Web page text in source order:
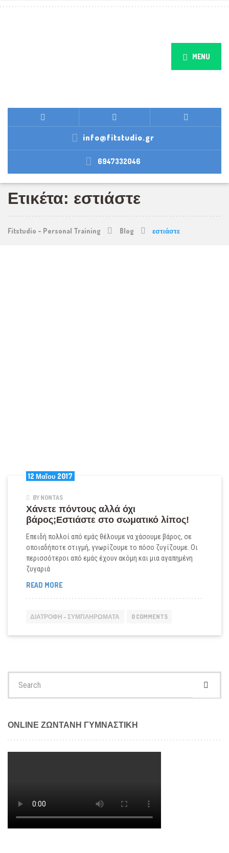
MENU
info@fitstudio.gr
6947332046
Ετικέτα: εστιάστε
Fitstudio - Personal Training Blog εστιάστε
12 Μαΐου 2017
BY NONTAS
Χάνετε πόντους αλλά όχι
βάρος;Εστιάστε στο σωματικό λίπος!
Επειδή πολλοί από εμάς θέλουμε να χάσουμε βάρος, σε
οποιαδήποτε στιγμή, γνωρίζουμε το πόσο ζυγίζουμε. Οι
περισσότεροι από εμάς έχουν ακόμη και μια αγαπημένη
ζυγαριά
READ MOREΧΆΝΕΤΕ
ΌΧΙ
ΔΙΑΤΡΟΦΉ - ΣΥΜΠΛΗΡΏΜΑΤΑ 0 COMMENTS
ONLINE ΖΩΝΤΑΝΗ ΓΥΜΝΑΣΤΙΚΗ